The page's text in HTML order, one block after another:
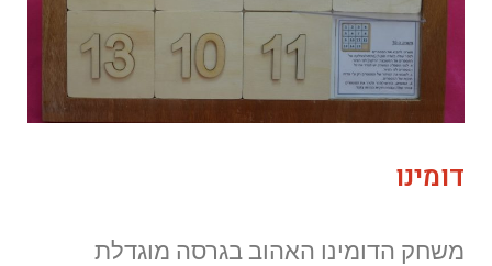
דומינו
משחק הדומינו האהוב בגרסה מוגדלת